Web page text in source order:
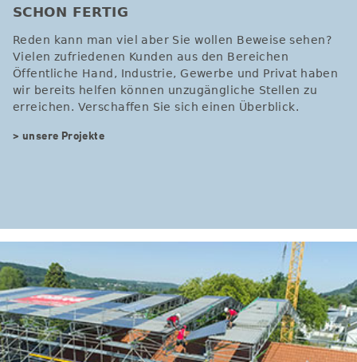
SCHON FERTIG
Reden kann man viel aber Sie wollen Beweise sehen?
Vielen zufriedenen Kunden aus den Bereichen
Öffentliche Hand, Industrie, Gewerbe und Privat haben
wir bereits helfen können unzugängliche Stellen zu
erreichen. Verschaffen Sie sich einen Überblick.
> unsere Projekte